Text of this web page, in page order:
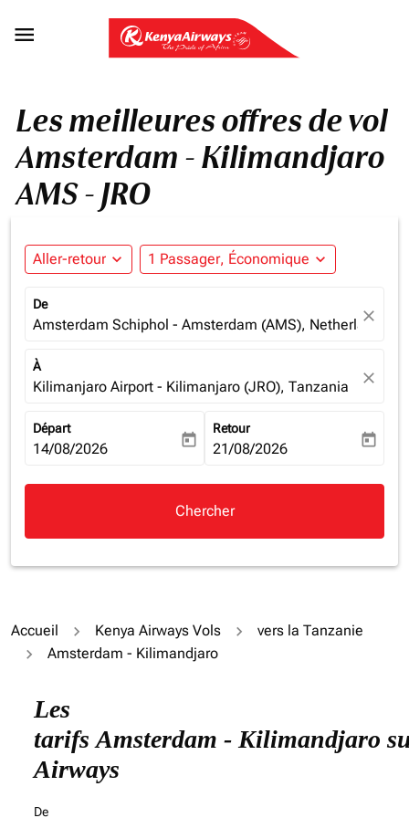

Les meilleures offres de vol
Amsterdam - Kilimandjaro
AMS - JRO
Aller-retour expand_more 1 Passager, Économique expand_more
De
Amsterdam Schiphol - Amsterdam (AMS), Netherlands
close
À
Kilimanjaro Airport - Kilimanjaro (JRO), Tanzania close
Départ
fc-booking-departure-date-aria-label
14/08/2026 today
Retour
fc-booking-return-date-aria-
21/08/2026 today
Chercher
Accueil Kenya Airways Vols
vers la Tanzanie
Amsterdam - Kilimandjaro
Les
tarifs Amsterdam - Kilimandjaro
Airways
De
Essayez de mettre à jour votre itinéraire (origine et/